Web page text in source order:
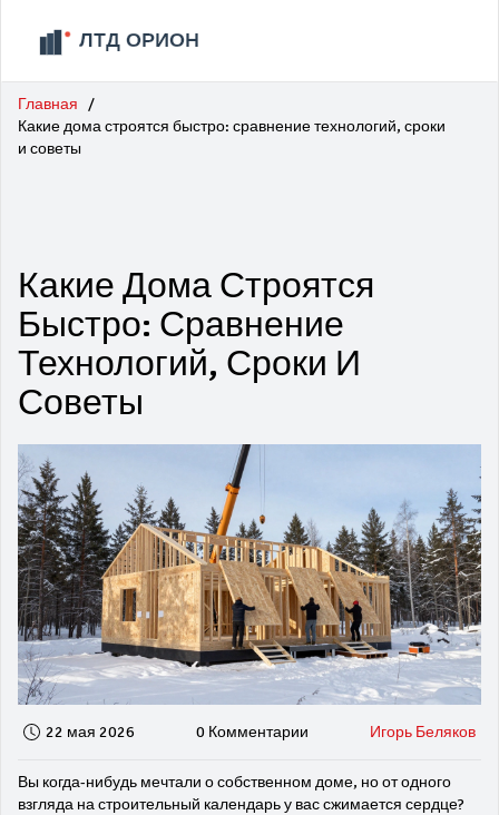
Главная
Какие дома строятся быстро: сравнение технологий, сроки
и советы
Какие Дома Строятся
Быстро: Сравнение
Технологий, Сроки И
Советы
22 мая 2026 0 Комментарии Игорь Беляков
Вы когда-нибудь мечтали о собственном доме, но от одного
взгляда на строительный календарь у вас сжимается сердце?